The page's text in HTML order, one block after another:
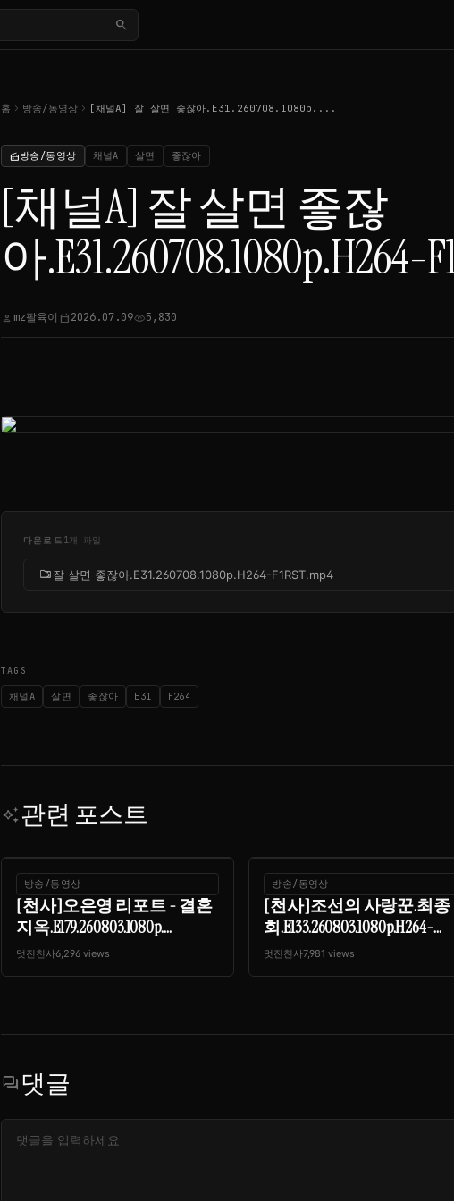
search
홈 chevron_right 방송/동영상 chevron_right [채널A] 잘 살면 좋잖아.E31.260708.1080p....
radio방송/동영상 채널A 살면 좋잖아
[채널A] 잘 살면 좋잖
아.E31.260708.1080p.H264-
person mz팔육이 calendar_today2026.07.09visibility5,830
다운로드 1개 파일
folder_zip잘 살면 좋잖아.E31.260708.1080p.H264-F1RST.mp4
TAGS
채널A 살면 좋잖아 E31 H264
auto_awesome관련 포스트
방송/동영상
[천사]오은영 리포트 - 결혼
지옥.E179.260803.1080p....
멋진천사6,296 views
방송/동영상
[천사]조선의 사랑꾼.최종
회.E133.260803.1080p.H264-...
멋진천사7,981 views
forum댓글